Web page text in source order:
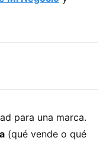
para una marca.
(qué vende o qué